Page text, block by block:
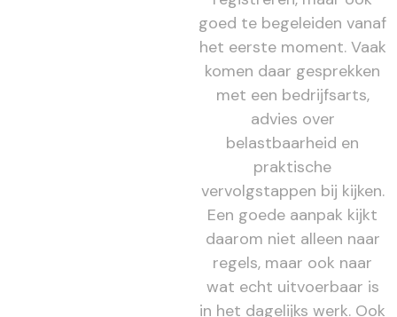
goed te begeleiden vanaf
het eerste moment. Vaak
komen daar gesprekken
met een bedrijfsarts,
advies over
belastbaarheid en
praktische
vervolgstappen bij kijken.
Een goede aanpak kijkt
daarom niet alleen naar
regels, maar ook naar
wat echt uitvoerbaar is
in het dagelijks werk. Ook